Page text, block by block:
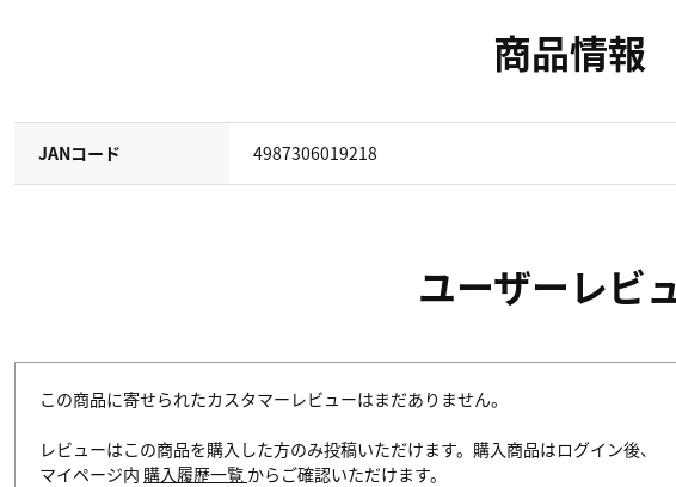
商品情報
JANコード 4987306019218
ユーザーレビ
この商品に寄せられたカスタマーレビューはまだありません。
レビューはこの商品を購入した方のみ投稿いただけます。購入商品はログイン後、
マイページ内 購入履歴一覧 からご確認いただけます。